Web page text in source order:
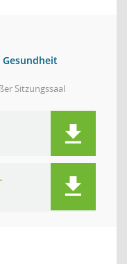
Gesundheit
Sitzungssaal